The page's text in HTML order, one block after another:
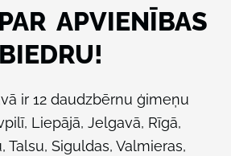
APVIENĪBAS
BIEDRU!
ir 12 daudzbērnu ģimeņu
Liepājā, Jelgavā, Rīgā,
Talsu, Siguldas, Valmieras,